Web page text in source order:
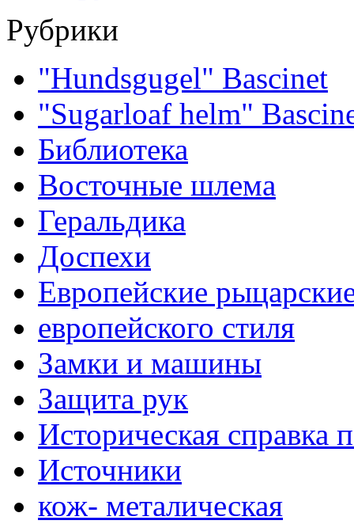
Рубрики
"Hundsgugel" Bascinet
"Sugarloaf helm"
Библиотека
Восточные шлема
Геральдика
Доспехи
Европейские
европейского стиля
Замки и машины
Защита рук
Историческая справка
Источники
кож- металическая